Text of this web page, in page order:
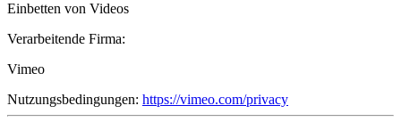
Einbetten von Videos
Verarbeitende Firma:
Vimeo
Nutzungsbedingungen: https://vimeo.com/privacy